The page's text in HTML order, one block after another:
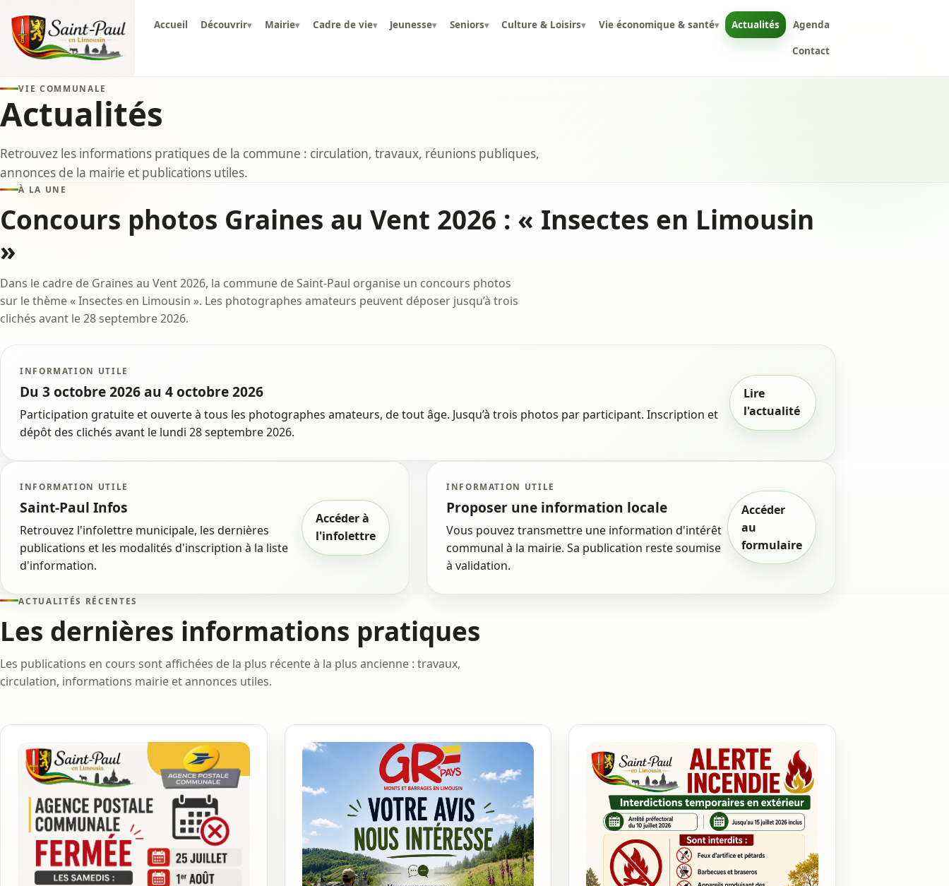
Accueil Découvrir▾ Mairie▾ Cadre de vie▾ Jeunesse▾ Seniors▾ Culture & Loisirs▾ Vie économique & santé▾ Actualités Agenda
Contact
VIE COMMUNALE
Actualités
Retrouvez les informations pratiques de la commune : circulation, travaux, réunions publiques,
annonces de la mairie et publications utiles.
À LA UNE
Concours photos Graines au Vent 2026 : « Insectes en Limousin
»
Dans le cadre de Graines au Vent 2026, la commune de Saint-Paul organise un concours photos
sur le thème « Insectes en Limousin ». Les photographes amateurs peuvent déposer jusqu’à trois
clichés avant le 28 septembre 2026.
INFORMATION UTILE
Du 3 octobre 2026 au 4 octobre 2026
Participation gratuite et ouverte à tous les photographes amateurs, de tout âge. Jusqu’à trois photos par participant. Inscription et
dépôt des clichés avant le lundi 28 septembre 2026.
Lire
l'actualité
INFORMATION UTILE
Saint-Paul Infos
Retrouvez l'infolettre municipale, les dernières
publications et les modalités d'inscription à la liste
d'information.
Accéder à
l'infolettre
INFORMATION UTILE
Proposer une information locale
Vous pouvez transmettre une information d'intérêt
communal à la mairie. Sa publication reste soumise
à validation.
Accéder
au
formulaire
ACTUALITÉS RÉCENTES
Les dernières informations pratiques
Les publications en cours sont affichées de la plus récente à la plus ancienne : travaux,
circulation, informations mairie et annonces utiles.